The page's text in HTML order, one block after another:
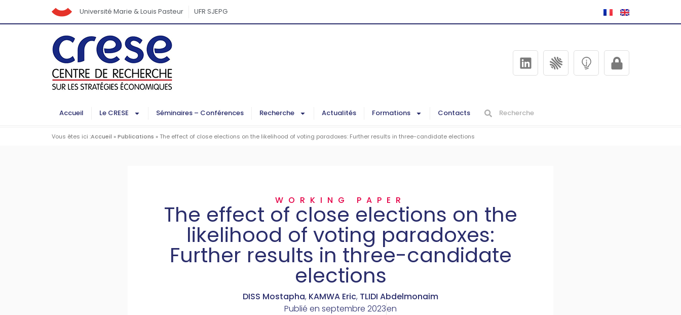
Université Marie & Louis Pasteur UFR SJEPG
Accueil Le CRESE Séminaires – Conférences Recherche Actualités Formations Contacts
Vous êtes ici :Accueil »Publications » The effect of close elections on the likelihood of voting paradoxes: Further results in three-candidate elections
WORKING PAPER
The effect of close elections on the
likelihood of voting paradoxes:
Further results in three-candidate
elections
DISS Mostapha, KAMWA Eric, TLIDI Abdelmonaim
Publié en septembre 2023en